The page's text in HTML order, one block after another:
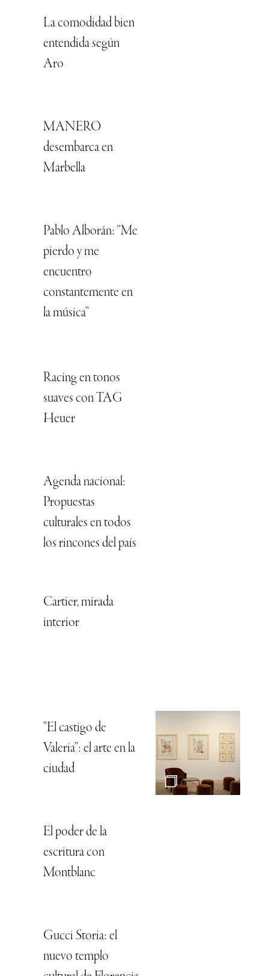
La comodidad bien
entendida según
Aro
MANERO
desembarca en
Marbella
Pablo Alborán: “Me
pierdo y me
encuentro
constantemente en
la música”
Racing en tonos
suaves con TAG
Heuer
Agenda nacional:
Propuestas
culturales en todos
los rincones del país
Cartier, mirada
interior
“El castigo de
Valeria”: el arte en la
ciudad
El poder de la
escritura con
Montblanc
Gucci Storia: el
nuevo templo